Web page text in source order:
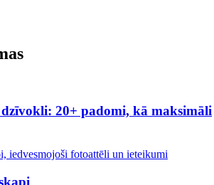
20+ padomi, kā maksimāli
iedvesmojoši fotoattēli un ieteikumi